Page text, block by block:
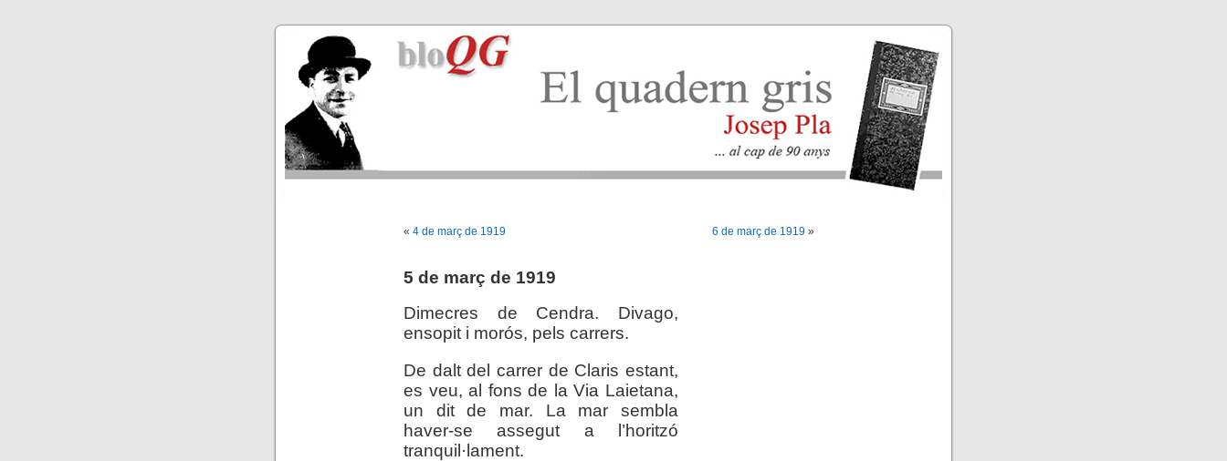
« 4 de març de 1919 6 de març de 1919 »
5 de març de 1919
Dimecres de Cendra. Divago,
ensopit i morós, pels carrers.
De dalt del carrer de Claris estant,
es veu, al fons de la Via Laietana,
un dit de mar. La mar sembla
haver-se assegut a l’horitzó
tranquil·lament.